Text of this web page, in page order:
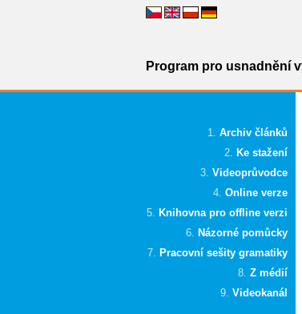
Program pro usnadnění
Archiv článků
Ke stažení
Videoprůvodce
Online verze
Knihovna pro offline verzi
Názorné pomůcky
Pracovní sešity gramatiky
Z médií
Videokanál